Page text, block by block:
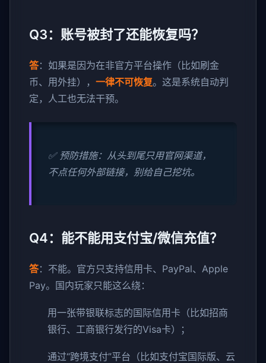
Q3：账号被封了还能恢复吗？
答：如果是因为在非官方平台操作（比如刷金
币、用外挂）， 一律不可恢复。这是系统自动判
定，人工也无法干预。
✅ 预防措施：从头到尾只用官网渠道，
不点任何外部链接，别给自己挖坑。
Q4：能不能用支付宝/微信充值？
答：不能。官方只支持信用卡、PayPal、Apple
Pay。国内玩家只能这么绕：
用一张带银联标志的国际信用卡（比如招商
银行、工商银行发行的Visa卡）；
通过“跨境支付”平台（比如支付宝国际版、云